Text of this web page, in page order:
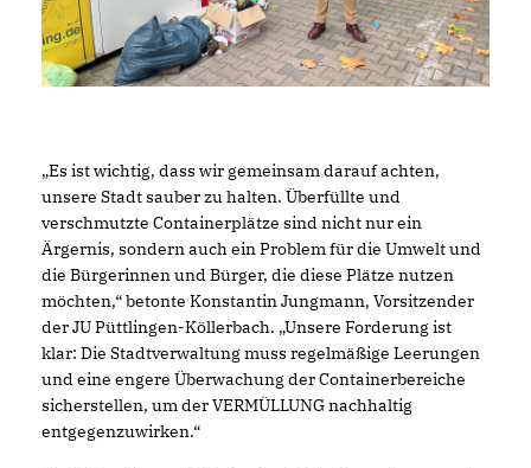
Es ist wichtig, dass wir gemeinsam darauf achten,
unsere Stadt sauber zu halten. Überfüllte und
verschmutzte Containerplätze sind nicht nur ein
Ärgernis, sondern auch ein Problem für die Umwelt und
die Bürgerinnen und Bürger, die diese Plätze nutzen
möchten,“ betonte Konstantin Jungmann, Vorsitzender
der JU Püttlingen-Köllerbach. „Unsere Forderung ist
klar: Die Stadtverwaltung muss regelmäßige Leerungen
und eine engere Überwachung der Containerbereiche
sicherstellen, um der VERMÜLLUNG nachhaltig
entgegenzuwirken.“